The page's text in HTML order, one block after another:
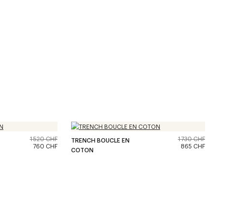
1 520 CHF
760 CHF
TRENCH BOUCLE EN
COTON
1 730 CHF
865 CHF